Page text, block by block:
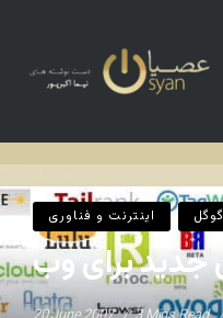
اينترنت و فناوری گوگل